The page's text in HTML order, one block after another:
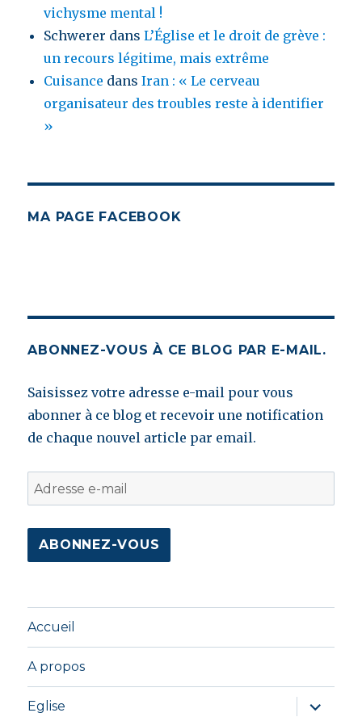
vichysme mental !
Schwerer dansL’Église et le droit de grève :
un recours légitime, mais extrême
Cuisance dansIran : « Le cerveau
organisateur des troubles reste à identifier
»
MA PAGE FACEBOOK
ABONNEZ-VOUS À CE BLOG PAR E-MAIL.
Saisissez votre adresse e-mail pour vous
abonner à ce blog et recevoir une notification
de chaque nouvel article par email.
A
d
r
e
-
m
a
Accueil
A propos
Eglise
ouvrir